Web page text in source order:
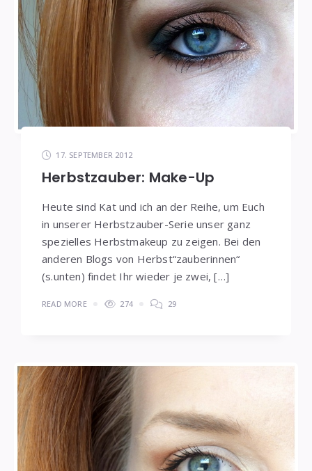
17. SEPTEMBER 2012
Herbstzauber: Make-Up
Heute sind Kat und ich an der Reihe, um Euch
in unserer Herbstzauber-Serie unser ganz
spezielles Herbstmakeup zu zeigen. Bei den
anderen Blogs von Herbst“zauberinnen“
(s.unten) findet Ihr wieder je zwei, […]
READ MORE 274 29